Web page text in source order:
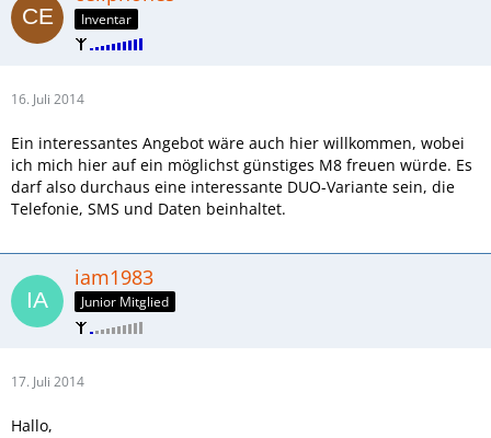
Inventar
16. Juli 2014
Ein interessantes Angebot wäre auch hier willkommen, wobei
ich mich hier auf ein möglichst günstiges M8 freuen würde. Es
darf also durchaus eine interessante DUO-Variante sein, die
Telefonie, SMS und Daten beinhaltet.
iam1983
Junior Mitglied
17. Juli 2014
Hallo,